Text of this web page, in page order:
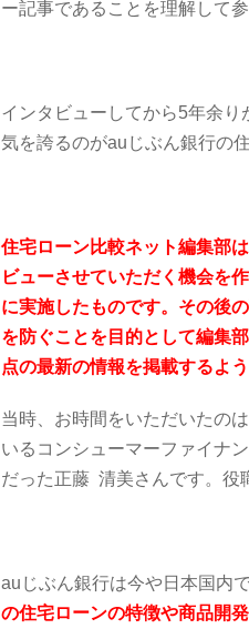
ー記事であることを理解して
インタビューしてから5年余り
気を誇るのがauじぶん銀行の
住宅ローン比較ネット編集部
ビューさせていただく機会を
に実施したものです。その後
を防ぐことを目的として編集
点の最新の情報を掲載するよ
当時、お時間をいただいたの
いるコンシューマーファイナ
だった正藤 清美さんです。役
auじぶん銀行は今や日本国内
の住宅ローンの特徴や商品開